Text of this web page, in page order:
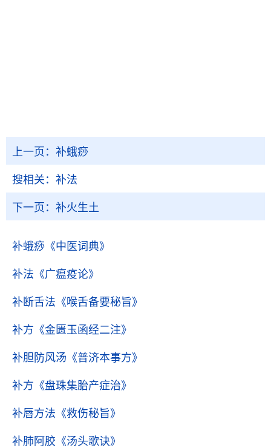
上一页： 补蛾痧
搜相关： 补法
下一页： 补火生土
补蛾痧 《中医词典》
补法 《广瘟疫论》
补断舌法 《喉舌备要秘旨》
补方 《金匮玉函经二注》
补胆防风汤 《普济本事方》
补方 《盘珠集胎产症治》
补唇方法 《救伤秘旨》
补肺阿胶 《汤头歌诀》